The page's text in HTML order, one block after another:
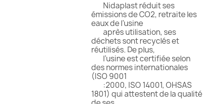
Nidaplast réduit ses
émissions de CO2, retraite les
eaux de l’usine
après utilisation, ses
déchets sont recyclés et
réutilisés. De plus,
l’usine est certifiée selon
des normes internationales
(ISO 9001
:2000, ISO 14001, OHSAS
1801) qui attestent de la qualité